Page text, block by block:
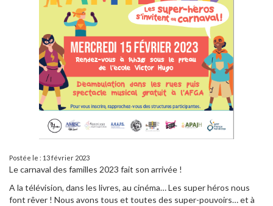
Postée le : 13 février 2023
Le carnaval des familles 2023 fait son arrivée !
A la télévision, dans les livres, au cinéma… Les super héros nous
font rêver ! Nous avons tous et toutes des super-pouvoirs… et à